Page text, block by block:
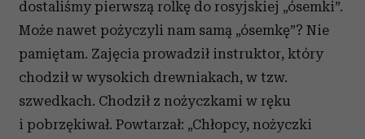
korzystania z ich usług.
dostaliśmy pierwszą rolkę do rosyjskiej „ósemki”.
Może nawet pożyczyli nam samą „ósemkę”? Nie
pamiętam. Zajęcia prowadził instruktor, który
chodził w wysokich drewniakach, w tzw.
szwedkach. Chodził z nożyczkami w ręku
i pobrzękiwał. Powtarzał: „Chłopcy, nożyczki